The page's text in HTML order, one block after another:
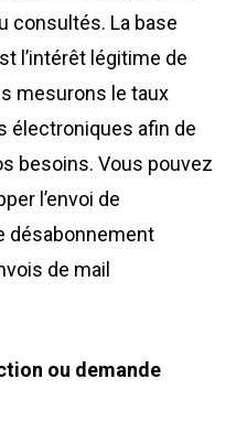
consultés. La base
l’intérêt légitime de
mesurons le taux
électroniques afin de
besoins. Vous pouvez
l’envoi de
désabonnement
de mail
ou demande